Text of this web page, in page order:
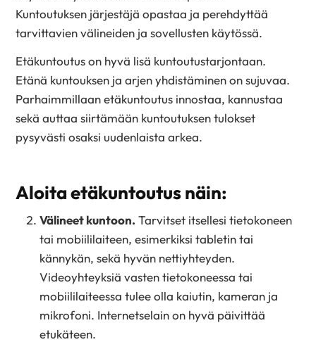
Kuntoutuksen järjestäjä opastaa ja perehdyttää
tarvittavien välineiden ja sovellusten käytössä.
Etäkuntoutus on hyvä lisä kuntoutustarjontaan.
Etänä kuntouksen ja arjen yhdistäminen on sujuvaa.
Parhaimmillaan etäkuntoutus innostaa, kannustaa
sekä auttaa siirtämään kuntoutuksen tulokset
pysyvästi osaksi uudenlaista arkea.
Aloita etäkuntoutus näin:
Välineet kuntoon. Tarvitset itsellesi tietokoneen
tai mobiililaiteen, esimerkiksi tabletin tai
kännykän, sekä hyvän nettiyhteyden.
Videoyhteyksiä vasten tietokoneessa tai
mobiililaiteessa tulee olla kaiutin, kameran ja
mikrofoni. Internetselain on hyvä päivittää
etukäteen.